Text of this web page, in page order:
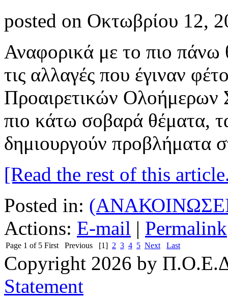
posted on Οκτωβρίου 12,
Αναφορικά με το πιο
τις αλλαγές που έγιναν
Προαιρετικών Ολοήμερων
πιο κάτω σοβαρά θέματα,
δημιουργούν προβλήματα
[Read the rest of this
Posted in:
Actions: E-mail | Permalink
Page 1 of 5 First Previous [1] 2 3 4 5 Next Last
Copyright 2026 by
Statement